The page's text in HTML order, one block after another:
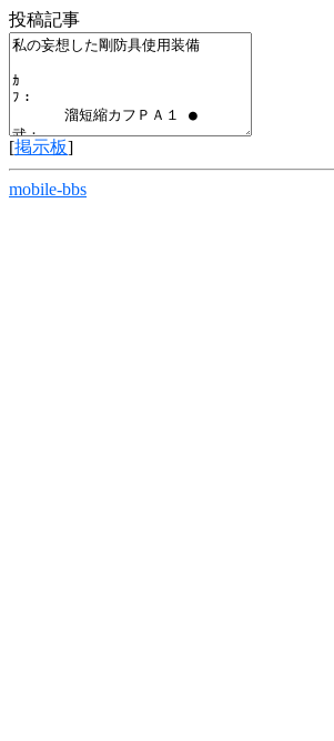
投稿記事
[掲示板]
mobile-bbs